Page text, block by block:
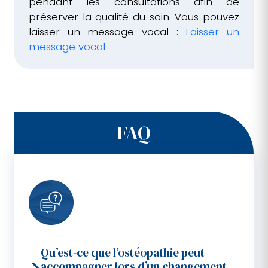
préserver la qualité du soin. Vous pouvez
laisser un message vocal : Laisser un
message vocal.
FAQ
Qu’est-ce que l’ostéopathie peut